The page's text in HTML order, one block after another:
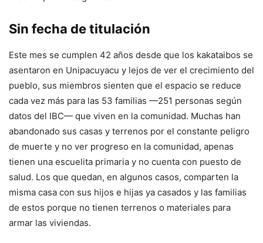
Sin fecha de titulación
Este mes se cumplen 42 años desde que los kakataibos se
asentaron en Unipacuyacu y lejos de ver el crecimiento del
pueblo, sus miembros sienten que el espacio se reduce
cada vez más para las 53 familias —251 personas según
datos del IBC— que viven en la comunidad. Muchas han
abandonado sus casas y terrenos por el constante peligro
de muerte y no ver progreso en la comunidad, apenas
tienen una escuelita primaria y no cuenta con puesto de
salud. Los que quedan, en algunos casos, comparten la
misma casa con sus hijos e hijas ya casados y las familias
de estos porque no tienen terrenos o materiales para
armar las viviendas.